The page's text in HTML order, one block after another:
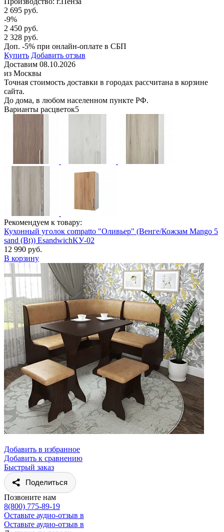
2 695 руб.
-9%
2 450 руб.
2 328 руб.
Доп. -5% при онлайн-оплате в СБП
Купить Добавить отзыв
Доставим 08.10.2026
из Москвы
Точная стоимость доставки в городах рассчитана в корзине
сайта.
До дома, в любом населенном пункте РФ.
Варианты расцветок5
Рекомендуем к товару:
Кухонный уголок compatto "Оливьер" (Венге/Кожзам Mango 5
sand (Bt)) EsandwichKУ-02
12 990 руб.
В корзину
Добавить в избранное
Добавить к сравнению
Быстрый заказ
Поделиться
Позвоните нам
8(800) 775-89-19
Оставьте аудио-отзыв в
Оставьте аудио-отзыв в